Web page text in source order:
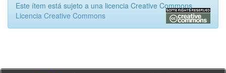
Este ítem está sujeto a una licencia Creative Commons
Licencia Creative Commons